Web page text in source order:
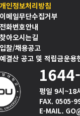
개인정보처리방침
이메일무단수집거부
전화번호안내
찾아오시는길
입찰/채용공고
예결산 공고 및 적립금운용
평일 9시~18
FAX. 0505-
E-MAIL.